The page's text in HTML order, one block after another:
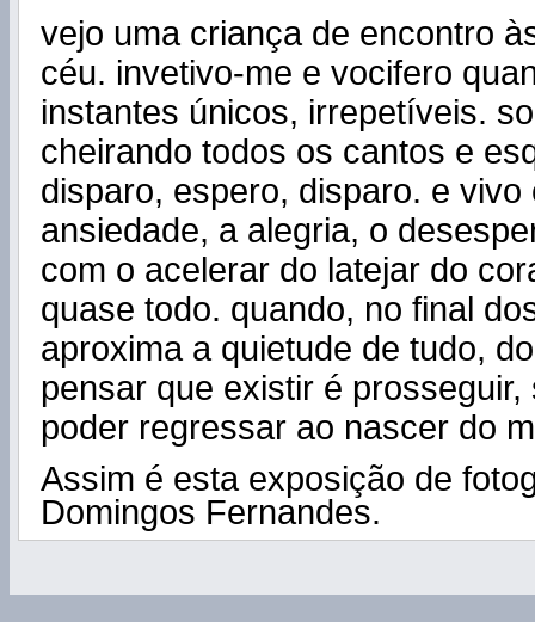
vejo uma criança de encontro
céu. invetivo-me e vocifero
instantes únicos, irrepetíveis.
cheirando todos os cantos e
disparo, espero, disparo. e vivo
ansiedade, a alegria, o
com o acelerar do latejar do
quase todo. quando, no final
aproxima a quietude de tudo,
pensar que existir é prosseguir,
poder regressar ao nascer do
Assim é esta exposição de
Domingos Fernandes.